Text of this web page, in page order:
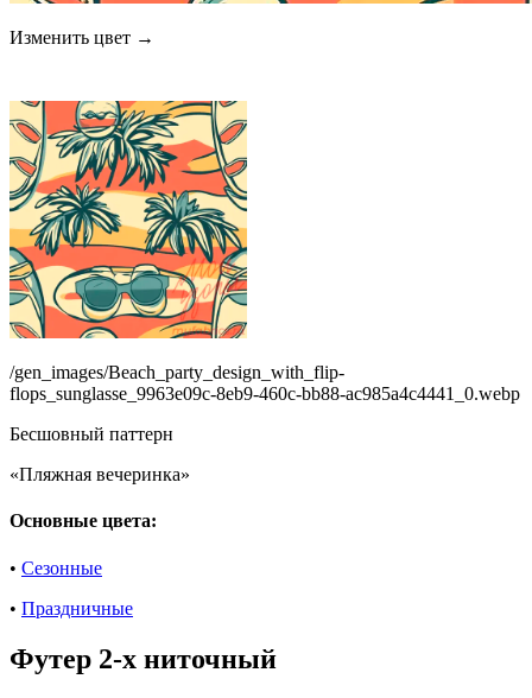
Изменить цвет →
/gen_images/Beach_party_design_with_flip-
flops_sunglasse_9963e09c-8eb9-460c-bb88-ac985a4c4441_0.webp
Бесшовный паттерн
«Пляжная вечеринка»
Основные цвета:
• Сезонные
• Праздничные
Футер 2-х ниточный